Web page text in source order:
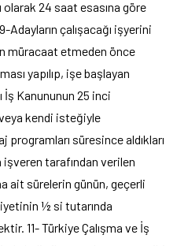
olarak 24 saat esasına göre
Adayların çalışacağı işyerini
müracaat etmeden önce
yapılıp, işe başlayan
İş Kanununun 25 inci
kendi isteğiyle
programları süresince aldıkları
tarafından verilen
ait sürelerin günün, geçerli
½ si tutarında
11- Türkiye Çalışma ve İş